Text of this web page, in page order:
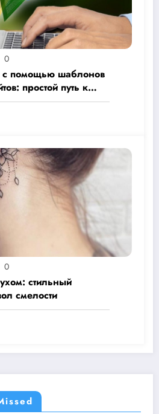
0
с помощью шаблонов
простой путь к
присутствию
0
стильный
смелости